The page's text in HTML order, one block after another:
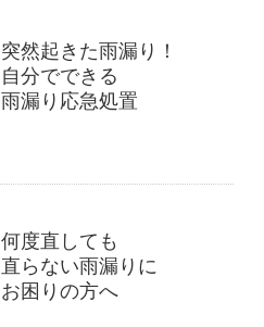
突然起きた雨漏り！
自分でできる
雨漏り応急処置
何度直しても
直らない雨漏りに
お困りの方へ